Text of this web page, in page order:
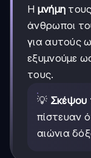
Η μνήμη
άνθρωποι
για αυτούς
εξυμνούμε
τους.
💡 Σκέψου
πίστευαν
αιώνια